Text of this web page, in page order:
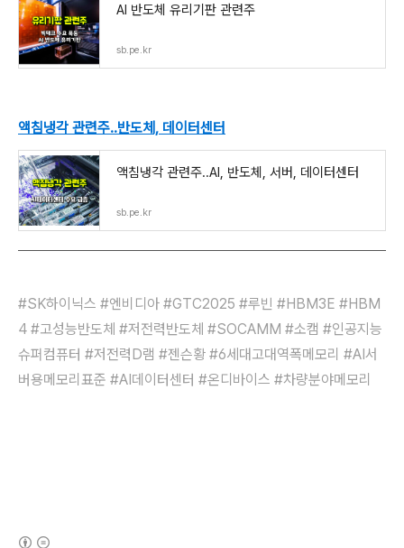
AI 반도체 유리기판 관련주
sb.pe.kr
액침냉각 관련주..반도체, 데이터센터
액침냉각 관련주..AI, 반도체, 서버, 데이터센터
sb.pe.kr
#SK하이닉스 #엔비디아 #GTC2025 #루빈 #HBM3E #HBM
4 #고성능반도체 #저전력반도체 #SOCAMM #소캠 #인공지능
슈퍼컴퓨터 #저전력D램 #젠슨황 #6세대고대역폭메모리 #AI서
버용메모리표준 #AI데이터센터 #온디바이스 #차량분야메모리